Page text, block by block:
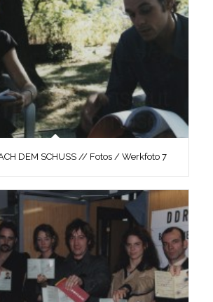
DEM SCHUSS // Fotos / Werkfoto 7